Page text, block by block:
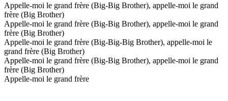
Appelle-moi le grand frère (Big-Big Brother), appelle-moi le grand
frère (Big Brother)
Appelle-moi le grand frère (Big-Big Brother), appelle-moi le grand
frère (Big Brother)
Appelle-moi le grand frère (Big-Big-Big Brother), appelle-moi le
grand frère (Big Brother)
Appelle-moi le grand frère (Big-Big Brother), appelle-moi le grand
frère (Big Brother)
Appelle-moi le grand frère